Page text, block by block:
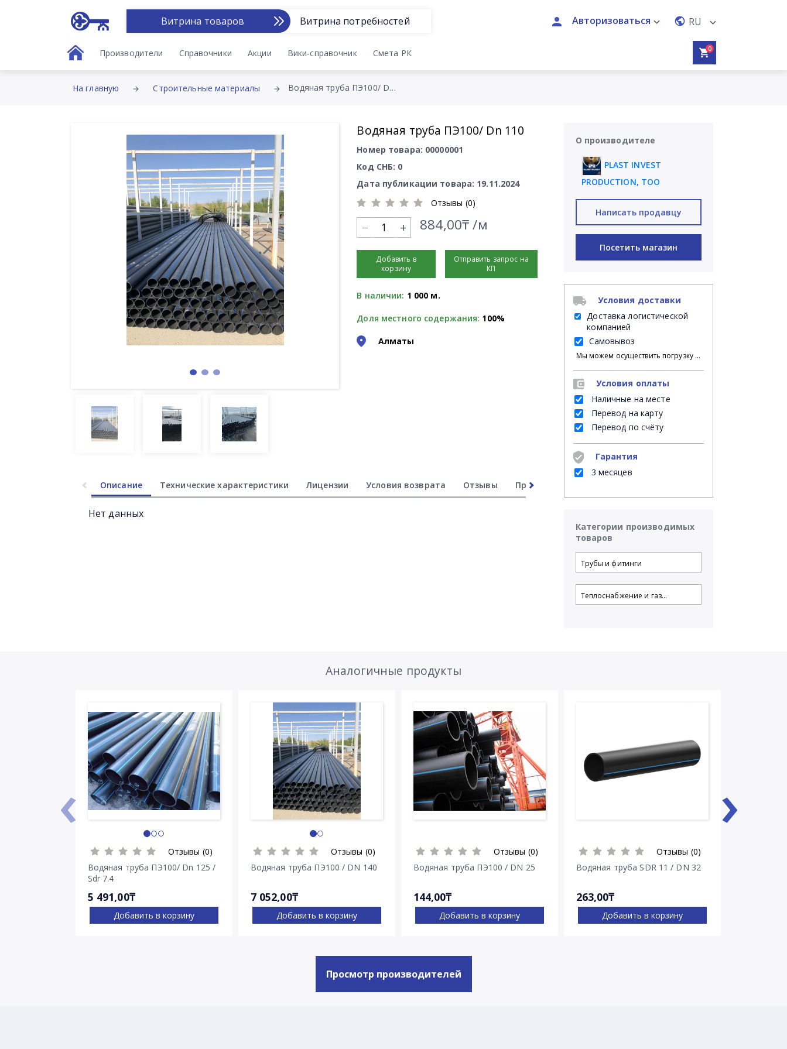
Витрина товаров Витрина потребностей Авторизоваться RU
Производители Справочники Акции Вики-справочник Смета РК 0
На главную Строительные материалы Водяная труба ПЭ100/ Dn 110
Водяная труба ПЭ100/ Dn 110
Номер товара: 00000001
Код СНБ: 0
Дата публикации товара: 19.11.2024
Отзывы (0)
+ 884,00₸ /м
Добавить в
корзину
Отправить запрос на
КП
В наличии: 1 000 м.
Доля местного содержания: 100%
Алматы
Описание Технические характеристики Лицензии Условия возврата Отзывы Прочее
Нет данных
О производителе
PLAST INVEST
PRODUCTION, ТОО
Написать продавцу
Посетить магазин
Условия доставки
Доставка логистической
компанией
Самовывоз
Мы можем осуществить погрузку продукции своими силами на Ваш личный транспорт либо на автомашину нанятой Вами транспортной компании; либо мы можем оказать услугу платной доставки на указанное Вами место доставки, при этом, разгрузку с автомашины в месте доставки осуществляет указанный Вами грузополучатель.
Условия оплаты
Наличные на месте
Перевод на карту
Перевод по счёту
Гарантия
3 месяцев
Категории производимых
товаров
Трубы и фитинги
Теплоснабжение и газ...
Аналогичные продукты
Отзывы (0)
Водяная труба ПЭ100/ Dn 125 /
Sdr 7.4
5 491,00₸
Добавить в корзину
Отзывы (0)
Водяная труба ПЭ100 / DN 140
7 052,00₸
Добавить в корзину
Отзывы (0)
Водяная труба ПЭ100 / DN 25
144,00₸
Добавить в корзину
Отзывы (0)
Водяная труба SDR 11 / DN 32
263,00₸
Добавить в корзину
‹ ›
Просмотр производителей